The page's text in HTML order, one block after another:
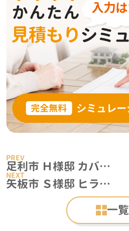
足利市 Ｈ様邸 カバー工法、ルーフ葺き替え施工事例
一覧
矢板市 Ｓ様邸 ヒランビー葺き替え施工事例